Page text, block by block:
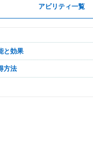
アビリティ一覧
と効果
方法